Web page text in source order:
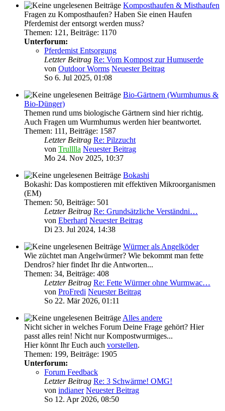
Komposthaufen & Misthaufen
Fragen zu Komposthaufen? Haben Sie einen Haufen
Pferdemist der entsorgt werden muss?
Themen: 121 , Beiträge: 1170
Unterforum:
Pferdemist Entsorgung
Letzter Beitrag Re: Vom Kompost zur Humuserde
von Outdoor Worms Neuester Beitrag
So 6. Jul 2025, 01:08
Bio-Gärtnern (Wurmhumus &
Bio-Dünger)
Themen rund ums biologische Gärtnern sind hier richtig.
Auch Fragen um Wurmhumus werden hier beantwortet.
Themen: 111 , Beiträge: 1587
Letzter Beitrag Re: Pilzzucht
von Trulllla Neuester Beitrag
Mo 24. Nov 2025, 10:37
Bokashi
Bokashi: Das kompostieren mit effektiven Mikroorganismen
(EM)
Themen: 50, Beiträge: 501
Letzter Beitrag Re: Grundsätzliche Verständni…
von Eberhard Neuester Beitrag
Di 23. Jul 2024, 14:38
Würmer als Angelköder
Wie züchtet man Angelwürmer? Wie bekommt man fette
Dendros? hier findet Ihr die Antworten...
Themen: 34, Beiträge: 408
Letzter Beitrag Re: Fette Würmer ohne Wurmwac…
von ProFredi Neuester Beitrag
So 22. Mär 2026, 01:11
Alles andere
Nicht sicher in welches Forum Deine Frage gehört? Hier
passt alles rein! Nicht nur Kompostwurmiges...
Hier könnt Ihr Euch auch vorstellen.
Themen: 199, Beiträge: 1905
Unterforum:
Forum Feedback
Letzter Beitrag Re: 3 Schwärme! OMG!
von indianer Neuester Beitrag
So 12. Apr 2026, 08:50